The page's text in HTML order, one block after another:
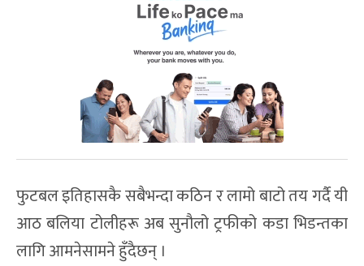
फुटबल इतिहासकै सबैभन्दा कठिन र लामो बाटो तय गर्दै यी
आठ बलिया टोलीहरू अब सुनौलो ट्रफीको कडा भिडन्तका
लागि आमनेसामने हुँदैछन् ।